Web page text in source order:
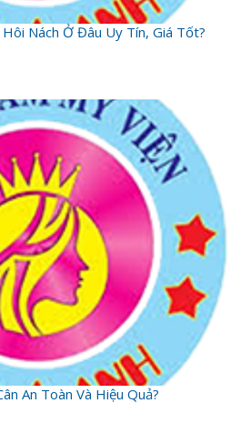
Nách Ở Đâu Uy Tín, Giá Tốt?
An Toàn Và Hiệu Quả?